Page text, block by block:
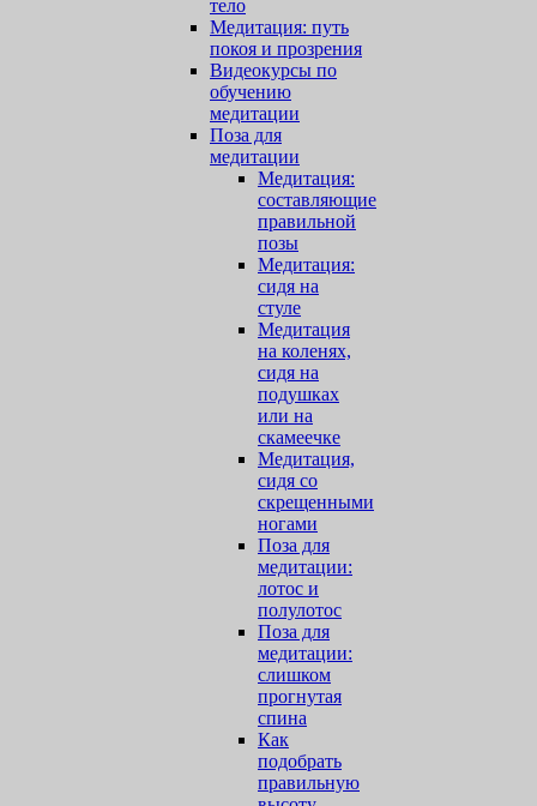
тело
Медитация: путь
покоя и прозрения
Видеокурсы по
обучению
медитации
Поза для
медитации
Медитация:
составляющие
правильной
позы
Медитация:
сидя на
стуле
Медитация
на коленях,
сидя на
подушках
или на
скамеечке
Медитация,
сидя со
скрещенными
ногами
Поза для
медитации:
лотос и
полулотос
Поза для
медитации:
слишком
прогнутая
спина
Как
подобрать
правильную